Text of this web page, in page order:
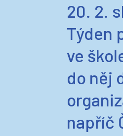
20. 2.
Týden
ve
do něj
napříč